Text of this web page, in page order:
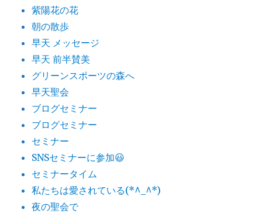
紫陽花の花
朝の散歩
早天 メッセージ
早天 前半賛美
グリーンスポーツの森へ
早天聖会
ブログセミナー
ブログセミナー
セミナー
SNSセミナーに参加😃
セミナータイム
私たちは愛されている(*^_^*)
夜の聖会で